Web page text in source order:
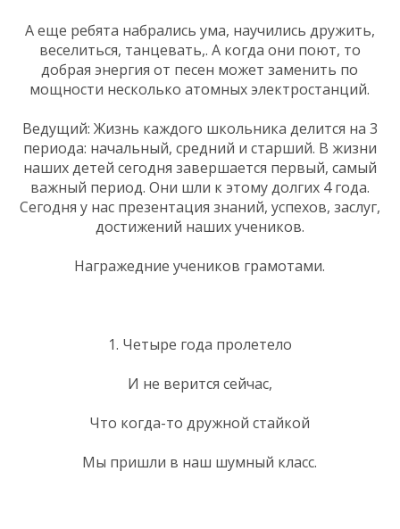
А еще ребята набрались ума, научились дружить,
веселиться, танцевать,. А когда они поют, то
добрая энергия от песен может заменить по
мощности несколько атомных электростанций.
Ведущий: Жизнь каждого школьника делится на 3
периода: начальный, средний и старший. В жизни
наших детей сегодня завершается первый, самый
важный период. Они шли к этому долгих 4 года.
Сегодня у нас презентация знаний, успехов, заслуг,
достижений наших учеников.
Награжедние учеников грамотами.
1. Четыре года пролетело
И не верится сейчас,
Что когда-то дружной стайкой
Мы пришли в наш шумный класс.